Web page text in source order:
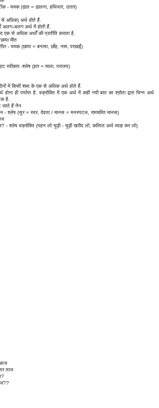
- यमक (ढाल = ढालना, हथियार, उतार)
अधिक) अर्थ होते हैं.
अलग-अलग अर्थ में होती हैं.
एक से अधिक अर्थों की प्रतीति कराता है.
मीत
- यमक (छाया = बनाया, छाँह, नाम, परछाईं)
-श्लेष (हार = माला, पराजय)
में किसी शब्द के एक से अधिक अर्थ होते हैं.
ही पर्याप्त है. वक्रोक्ति में एक अर्थ में कही गयी बात का श्रोता द्वारा भिन्न अर्थ
है.
जाते हैं नैन
- श्लेष (सुर = स्वर, देवता / मानस = मनस्पटल, रामचरित मानस)
- श्लेष वक्रोक्ति (पहन लो चूड़ी - चूड़ी खरीद लो, कल्पित अर्थ ब्याह कर लो)
आज
ताज